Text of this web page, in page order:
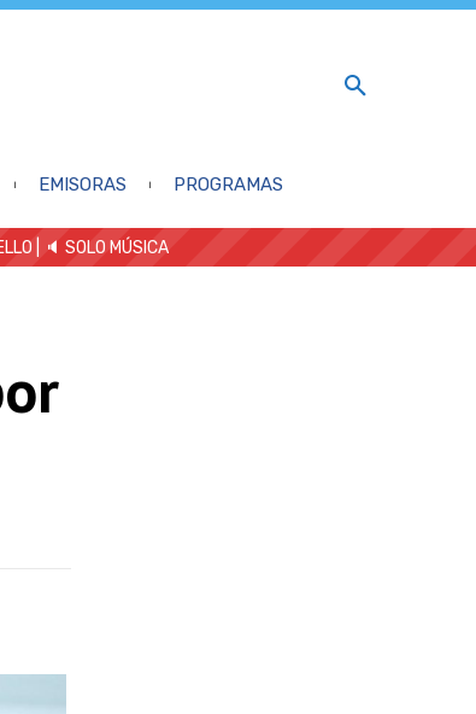
EMISORAS PROGRAMAS
🔈 SOLO MÚSICA